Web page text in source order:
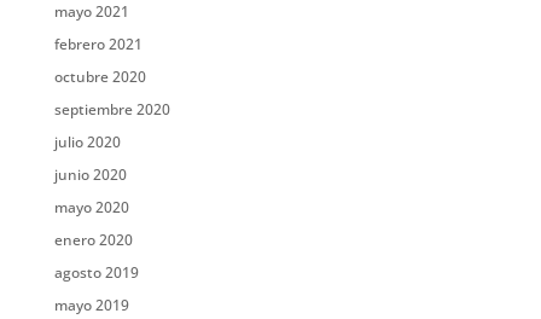
mayo 2021
febrero 2021
octubre 2020
septiembre 2020
julio 2020
junio 2020
mayo 2020
enero 2020
agosto 2019
mayo 2019